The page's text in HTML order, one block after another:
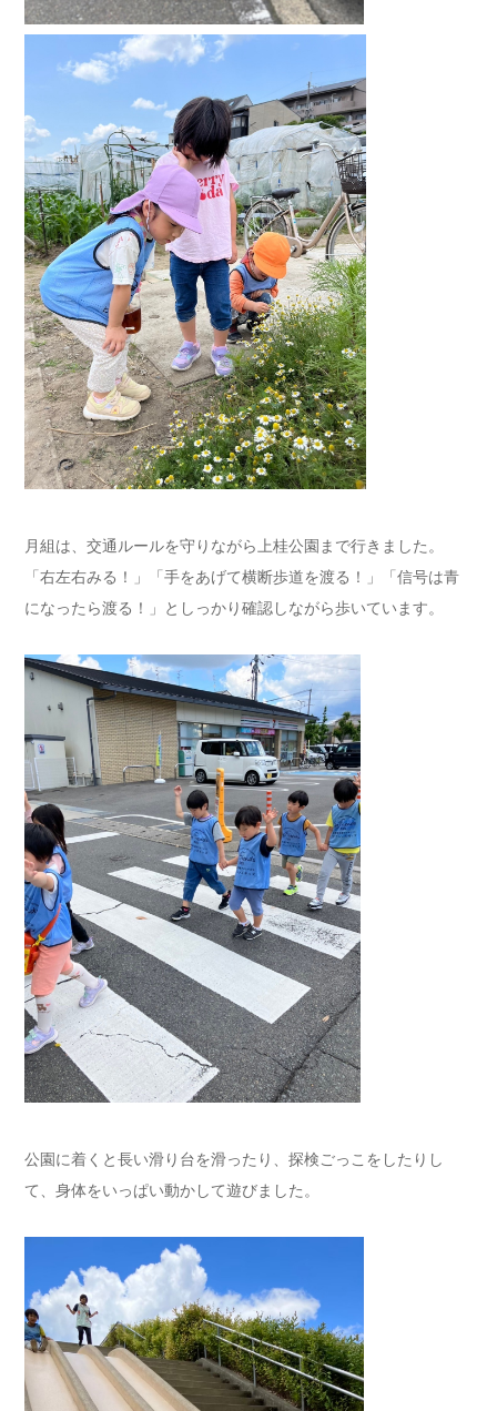
月組は、交通ルールを守りながら上桂公園まで行きました。
「右左右みる！」「手をあげて横断歩道を渡る！」「信号は青
になったら渡る！」としっかり確認しながら歩いています。
公園に着くと長い滑り台を滑ったり、探検ごっこをしたりし
て、身体をいっぱい動かして遊びました。